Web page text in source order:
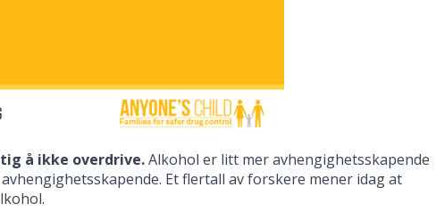
å ikke overdrive.Alkohol er litt mer avhengighetsskapende
Et flertall av forskere mener idag at